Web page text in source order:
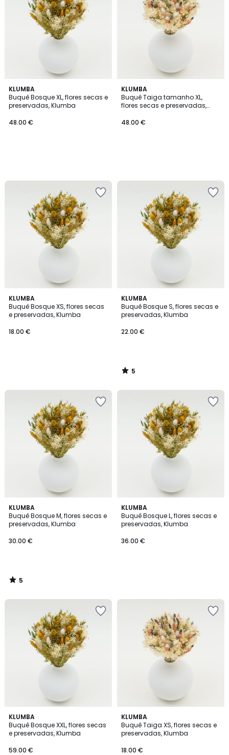
KLUMBA
Buquê Bosque XL, flores secas e
preservadas, Klumba
48.00 €
KLUMBA
Buquê Taiga tamanho XL,
flores secas e preservadas,
48.00 €
KLUMBA
Buquê Bosque XS, flores secas
e preservadas, Klumba
18.00 €
KLUMBA
Buquê Bosque S, flores secas e
preservadas, Klumba
22.00 €
5
/
5
5
/
KLUMBA
Buquê Bosque M, flores secas e
preservadas, Klumba
30.00 €
5
/
5
5
/
KLUMBA
Buquê Bosque L, flores secas e
preservadas, Klumba
36.00 €
KLUMBA
Buquê Bosque XXL, flores secas
e preservadas, Klumba
59.00 €
KLUMBA
Buquê Taiga XS, flores secas e
preservadas, Klumba
18.00 €
5
/
5